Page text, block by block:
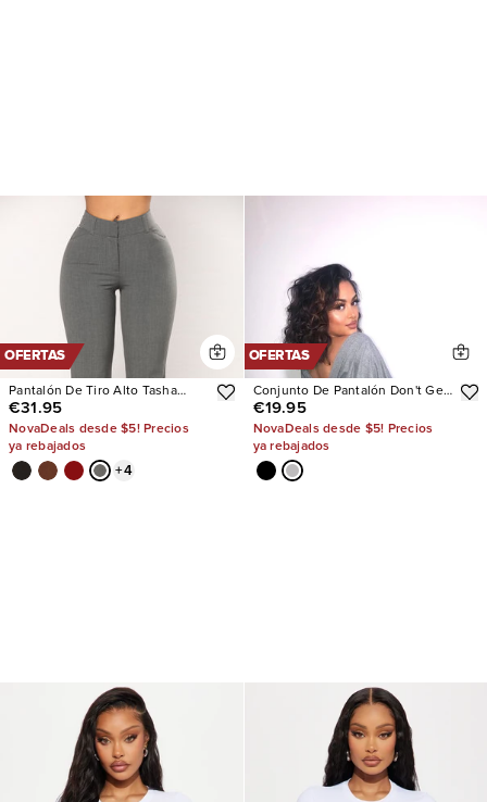
OFERTAS
Pantalón De Tiro Alto Tasha
Dressy
€31.95
NovaDeals desde $5! Precios
ya rebajados
+4
OFERTAS
Conjunto De Pantalón Don't Get
This Twisted Short Sleeve
€19.95
NovaDeals desde $5! Precios
ya rebajados